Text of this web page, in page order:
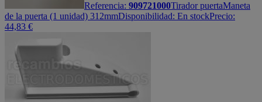
Referencia: 909721000Tirador puertaManeta
de la puerta (1 unidad) 312mmDisponibilidad: En stockPrecio:
44,83 €